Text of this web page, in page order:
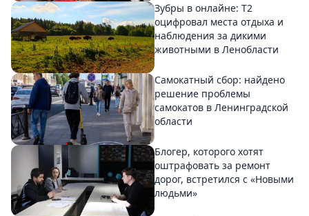
Зубры в онлайне: Т2
оцифровал места отдыха и
наблюдения за дикими
животными в Ленобласти
Самокатный сбор: найдено
решение проблемы
самокатов в Ленинградской
области
Блогер, которого хотят
оштрафовать за ремонт
дорог, встретился с «Новыми
людьми»